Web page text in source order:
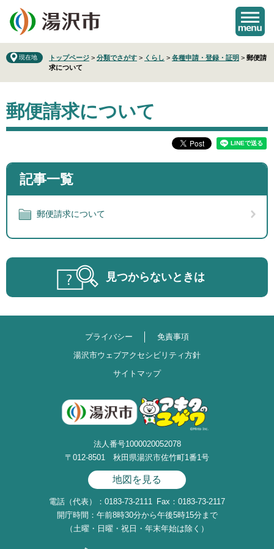
の
先
で
。
ー
を
ば
て
本
現在地 トップページ > 分類でさがす > くらし > 各種申請・登録・証明 > 郵便請
求について
文
郵便請求について
記事一覧
郵便請求について
見つからないときは
プライバシー
免責事項
湯沢市ウェブアクセシビリティ方針
サイトマップ
法人番号1000020052078
〒012-8501 秋田県湯沢市佐竹町1番1号
地図を見る
電話（代表）：0183-73-2111 Fax：0183-73-2117
開庁時間：午前8時30分から午後5時15分まで
（土曜・日曜・祝日・年末年始は除く）